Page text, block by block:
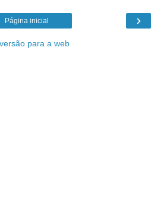
›
Página inicial
para a web